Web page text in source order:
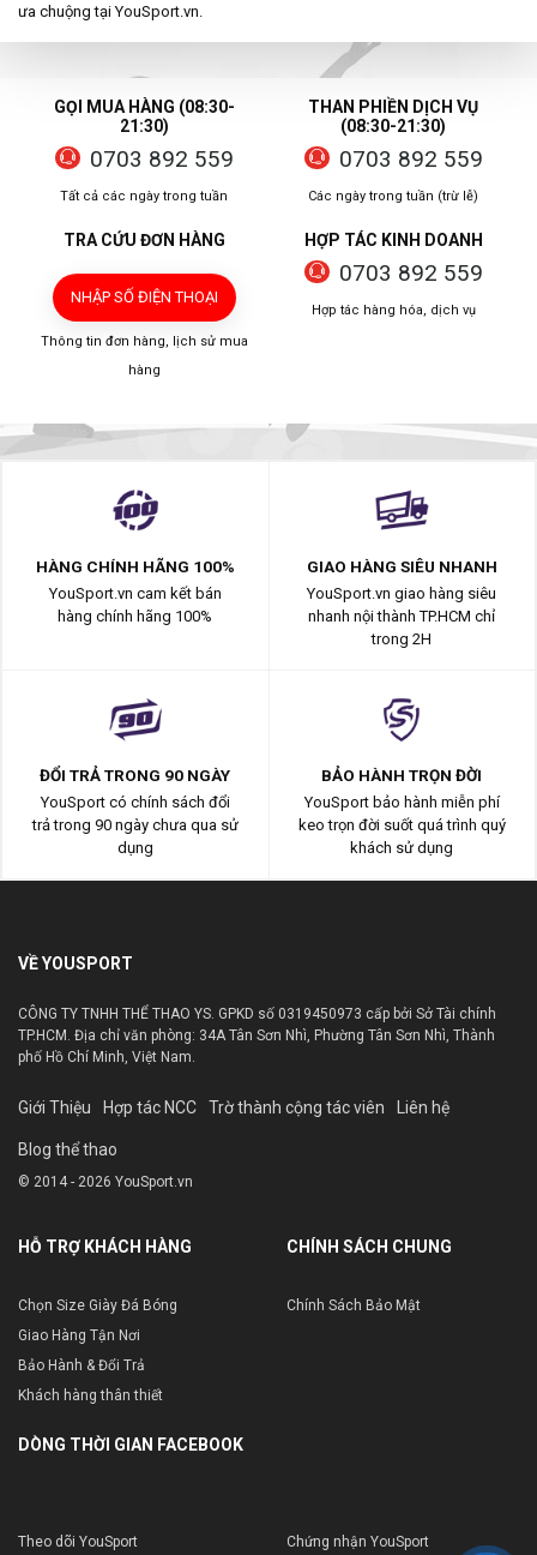
ưa chuộng tại YouSport.vn.
GỌI MUA HÀNG (08:30-
21:30)
0703 892 559
Tất cả các ngày trong tuần
THAN PHIỀN DỊCH VỤ
(08:30-21:30)
0703 892 559
Các ngày trong tuần (trừ lễ)
TRA CỨU ĐƠN HÀNG
NHẬP SỐ ĐIỆN THOẠI
Thông tin đơn hàng, lịch sử mua
hàng
HỢP TÁC KINH DOANH
0703 892 559
Hợp tác hàng hóa, dịch vụ
HÀNG CHÍNH HÃNG 100%
YouSport.vn cam kết bán
hàng chính hãng 100%
GIAO HÀNG SIÊU NHANH
YouSport.vn giao hàng siêu
nhanh nội thành TP.HCM chỉ
trong 2H
ĐỔI TRẢ TRONG 90 NGÀY
YouSport có chính sách đổi
trả trong 90 ngày chưa qua sử
dụng
BẢO HÀNH TRỌN ĐỜI
YouSport bảo hành miễn phí
keo trọn đời suốt quá trình quý
khách sử dụng
VỀ YOUSPORT
CÔNG TY TNHH THỂ THAO YS. GPKD số 0319450973 cấp bởi Sở Tài chính
TP.HCM. Địa chỉ văn phòng: 34A Tân Sơn Nhì, Phường Tân Sơn Nhì, Thành
phố Hồ Chí Minh, Việt Nam.
Giới Thiệu Hợp tác NCC Trờ thành cộng tác viên Liên hệ
Blog thể thao
© 2014 - 2026 YouSport.vn
HỖ TRỢ KHÁCH HÀNG
Chọn Size Giày Đá Bóng
Giao Hàng Tận Nơi
Bảo Hành & Đổi Trả
Khách hàng thân thiết
CHÍNH SÁCH CHUNG
Chính Sách Bảo Mật
DÒNG THỜI GIAN FACEBOOK
Theo dõi YouSport Chứng nhận YouSport